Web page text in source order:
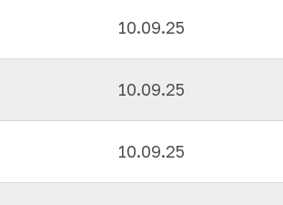
10.09.25
10.09.25
10.09.25